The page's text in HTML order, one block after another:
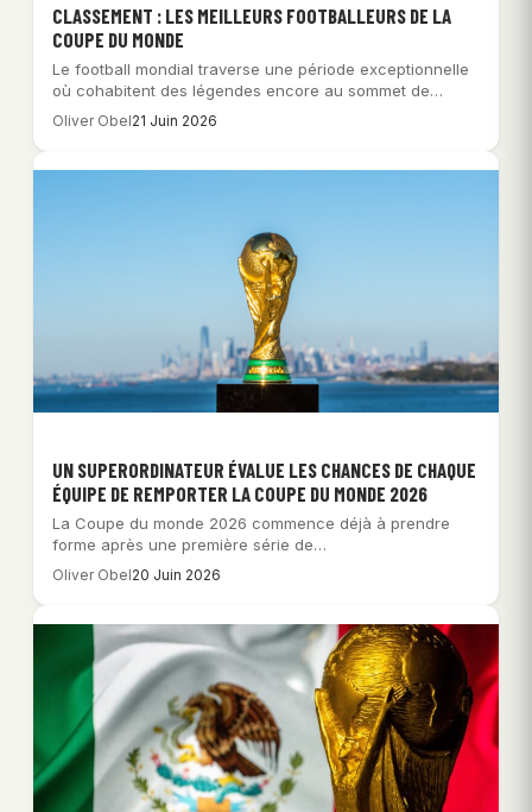
CLASSEMENT : LES MEILLEURS FOOTBALLEURS DE LA
COUPE DU MONDE
Le football mondial traverse une période exceptionnelle
où cohabitent des légendes encore au sommet de…
Oliver Obel21 Juin 2026
UN SUPERORDINATEUR ÉVALUE LES CHANCES DE CHAQUE
ÉQUIPE DE REMPORTER LA COUPE DU MONDE 2026
La Coupe du monde 2026 commence déjà à prendre
forme après une première série de…
Oliver Obel20 Juin 2026